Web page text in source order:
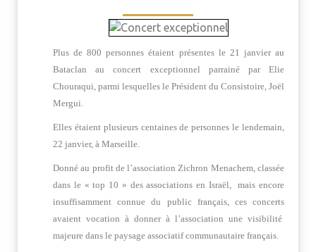
Plus de 800 personnes étaient présentes le 21 janvier au
Bataclan au concert exceptionnel parrainé par Elie
Chouraqui, parmi lesquelles le Président du Consistoire, Joël
Mergui.
Elles étaient plusieurs centaines de personnes le lendemain,
22 janvier, à Marseille.
Donné au profit de l’association Zichron Menachem, classée
dans le « top 10 » des associations en Israël, mais encore
insuffisamment connue du public français, ces concerts
avaient vocation à donner à l’association une visibilité
majeure dans le paysage associatif communautaire français.